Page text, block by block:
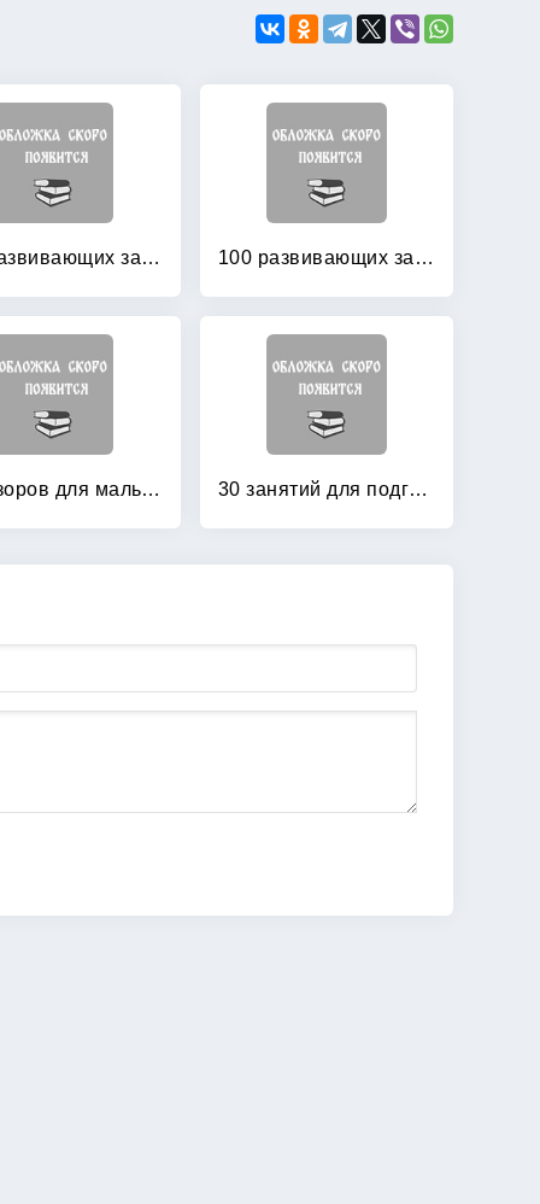
100 развивающих заданий для девочек 100 развивающих заданий для девочек
250 узоров для мальчиков и девочек 30 занятий для подготовки к школе: Рабочая тетрадь. 4 лет. Часть 1